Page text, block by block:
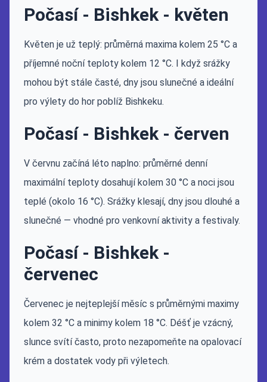
Počasí - Bishkek - květen
Květen je už teplý: průměrná maxima kolem 25 °C a
příjemné noční teploty kolem 12 °C. I když srážky
mohou být stále časté, dny jsou slunečné a ideální
pro výlety do hor poblíž Bishkeku.
Počasí - Bishkek - červen
V červnu začíná léto naplno: průměrné denní
maximální teploty dosahují kolem 30 °C a noci jsou
teplé (okolo 16 °C). Srážky klesají, dny jsou dlouhé a
slunečné — vhodné pro venkovní aktivity a festivaly.
Počasí - Bishkek -
červenec
Červenec je nejteplejší měsíc s průměrnými maximy
kolem 32 °C a minimy kolem 18 °C. Déšť je vzácný,
slunce svítí často, proto nezapomeňte na opalovací
krém a dostatek vody při výletech.